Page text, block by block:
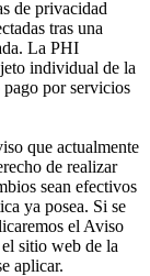
de privacidad
tras una
La PHI
individual de la
por servicios
que actualmente
de realizar
sean efectivos
ya posea. Si se
el Aviso
sitio web de la
aplicar.